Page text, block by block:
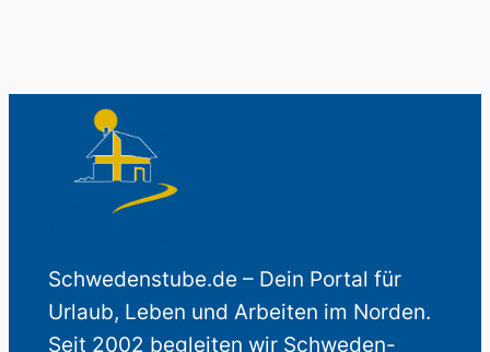
Schwedenstube.de – Dein Portal für
Urlaub, Leben und Arbeiten im Norden.
Seit 2002 begleiten wir Schweden-